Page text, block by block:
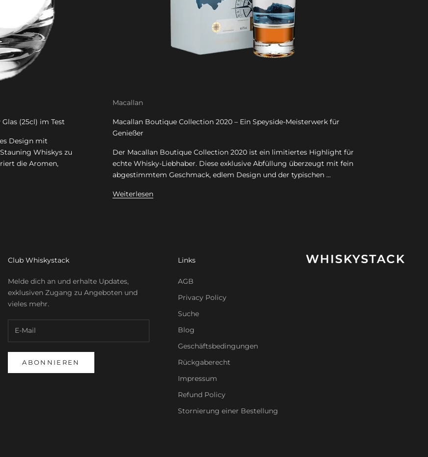
(25cl) im Test
Design mit
Whiskys zu
die Aromen,
Macallan
Macallan Boutique Collection 2020 – Ein Speyside-Meisterwerk für
Genießer
Der Macallan Boutique Collection 2020 ist ein limitiertes Highlight für
echte Whisky-Liebhaber. Diese exklusive Abfüllung überzeugt mit fein
abgestimmtem Geschmack, edlem Design und der typischen ...
Weiterlesen
Club Whiskystack
Melde dich an und erhalte Updates,
exklusiven Zugang zu Angeboten und
vieles mehr.
ABONNIEREN
Links
AGB
Privacy Policy
Suche
Blog
Geschäftsbedingungen
Rückgaberecht
Impressum
Refund Policy
Stornierung einer Bestellung